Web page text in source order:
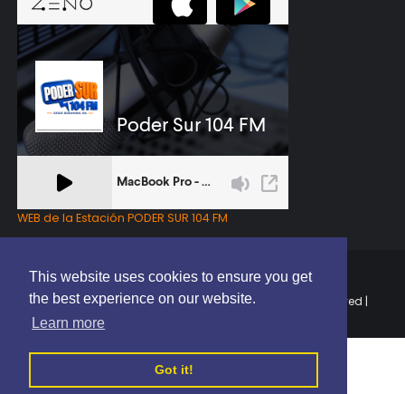
This website uses cookies to ensure you get
the best experience on our website.
Learn more
Got it!
WEB de la Estación PODER SUR 104 FM
Copyright © 2025 | EL PODER DEL SUR RD | All Rights Reserved |